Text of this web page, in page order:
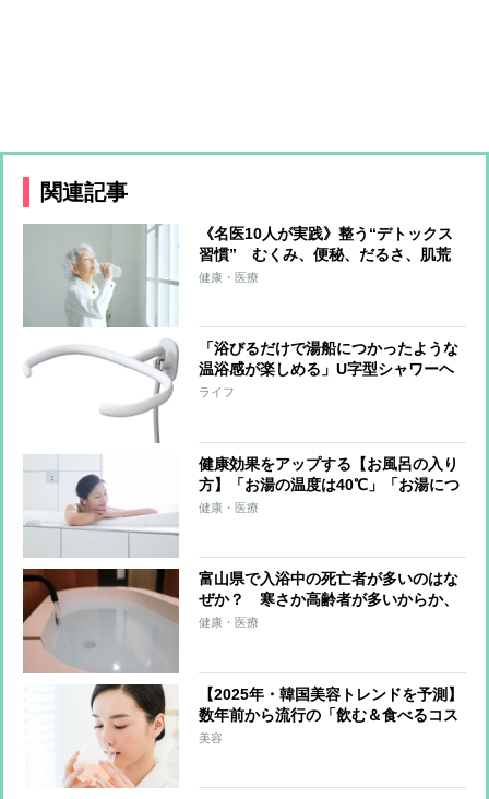
関連記事
《名医10人が実践》整う“デトックス
習慣” むくみ、便秘、だるさ、肌荒
れを一掃する食・運動・入浴・生活習
健康・医療
「浴びるだけで湯船につかったような
温浴感が楽しめる」U字型シャワーヘ
ッド 前後左右360度から噴射、使用
ライフ
健康効果をアップする【お風呂の入り
方】「お湯の温度は40℃」「お湯につ
かるのはトータル10分」「かけ湯は10
健康・医療
富山県で入浴中の死亡者が多いのはな
ぜか？ 寒さか高齢者が多いからか、
医師の見解は
健康・医療
【2025年・韓国美容トレンドを予測】
数年前から流行の「飲む＆食べるコス
メ」が日本上陸か 最注目は上あごに
美容